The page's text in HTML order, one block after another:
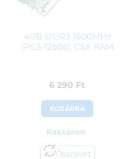
4GB DDR3 1600MHz
(PC3-12800) CSX RAM
6 290 Ft
KOSÁRBA
Raktáron
Összevet